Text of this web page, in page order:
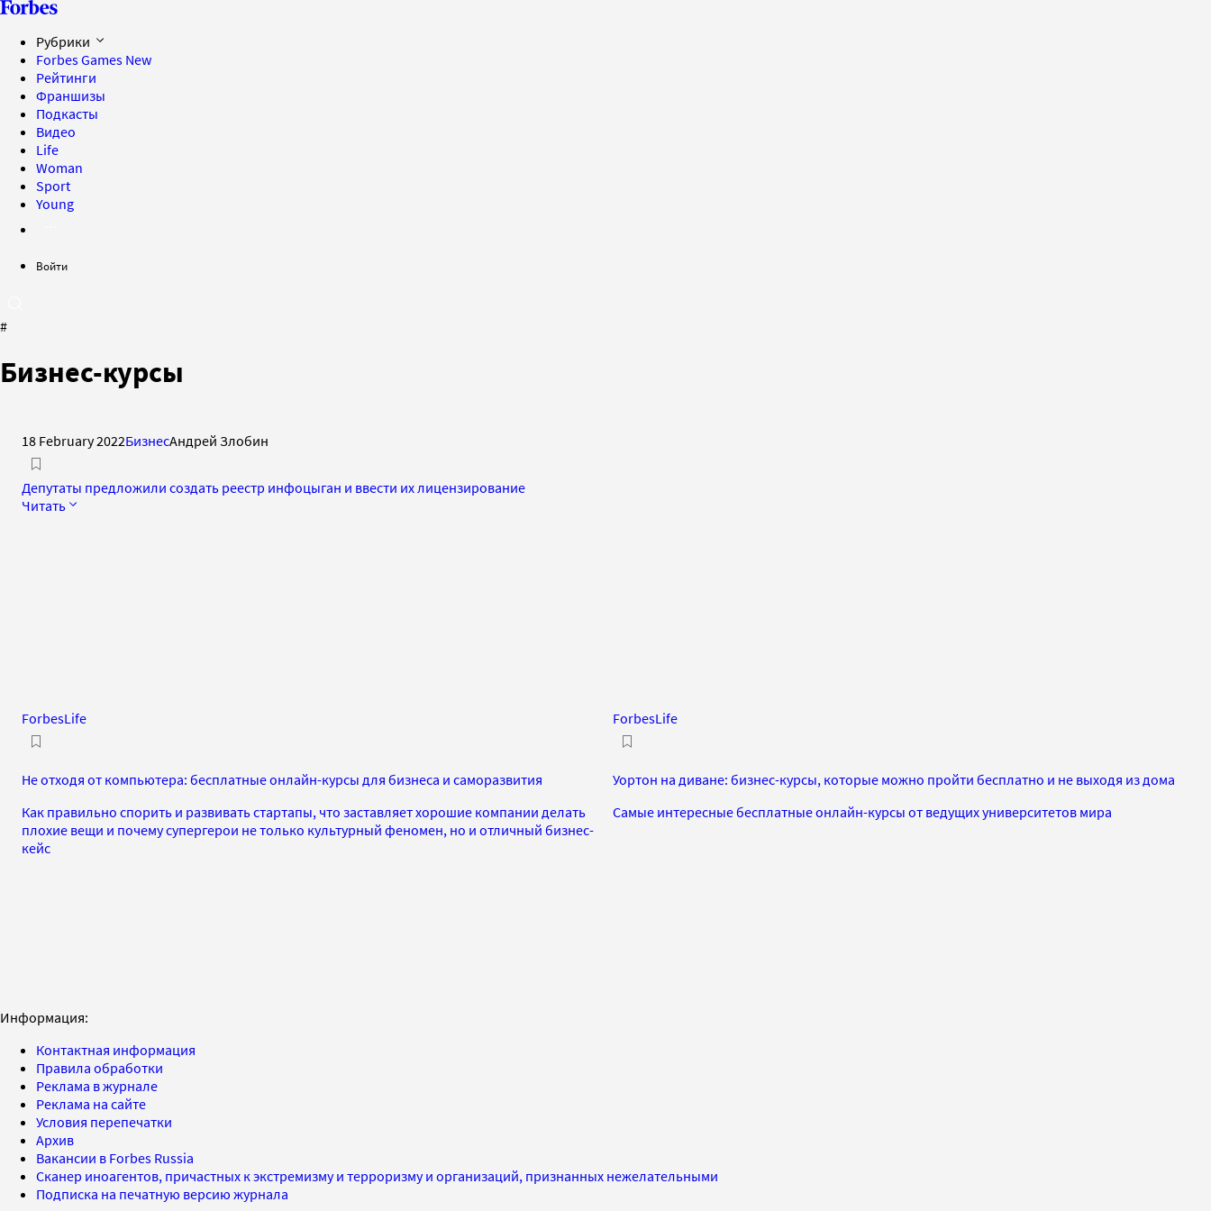
Рубрики
Forbes Games New
Рейтинги
Франшизы
Подкасты
Видео
Life
Woman
Sport
Young
Войти
#
Бизнес-курсы
18 February 2022БизнесАндрей Злобин
Депутаты предложили создать реестр инфоцыган и ввести их лицензирование
Читать
ForbesLife
Не отходя от компьютера: бесплатные онлайн-курсы для бизнеса и саморазвития
Как правильно спорить и развивать стартапы, что заставляет хорошие компании делать
плохие вещи и почему супергерои не только культурный феномен, но и отличный бизнес-
кейс
ForbesLife
Уортон на диване: бизнес-курсы, которые можно пройти бесплатно и не выходя из дома
Самые интересные бесплатные онлайн-курсы от ведущих университетов мира
Информация:
Контактная информация
Правила обработки
Реклама в журнале
Реклама на сайте
Условия перепечатки
Архив
Вакансии в Forbes Russia
Сканер иноагентов, причастных к экстремизму и терроризму и организаций, признанных нежелательными
Подписка на печатную версию журнала